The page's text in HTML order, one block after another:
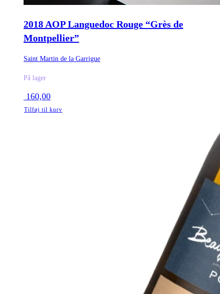
2018 AOP Languedoc Rouge “Grès de
Montpellier”
Saint Martin de la Garrigue
På lager
160,00
Tilføj til kurv